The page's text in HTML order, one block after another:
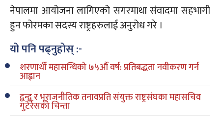
नेपालमा आयोजना लागिएको सगरमाथा संवादमा सहभागी
हुन फोरमका सदस्य राष्ट्रहरुलाई अनुरोध गरे ।
यो पनि पढ्नुहोस् :-
शरणार्थी महासन्धिको ७५औँ वर्ष: प्रतिबद्धता नवीकरण गर्न
आह्वान
द्वन्द्व र भूराजनीतिक तनावप्रति संयुक्त राष्ट्रसंघका महासचिव
गुटेर्रेसको चिन्ता